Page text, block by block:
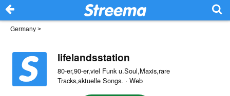
Germany >
lifelandsstation
80-er,90-er,viel Funk u.Soul,Maxis,rare
Tracks,aktuelle Songs. · Web